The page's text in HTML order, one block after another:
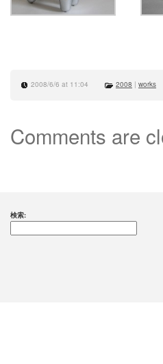
2008/6/6 at 11:04 2008 | works
Comments are
検索: